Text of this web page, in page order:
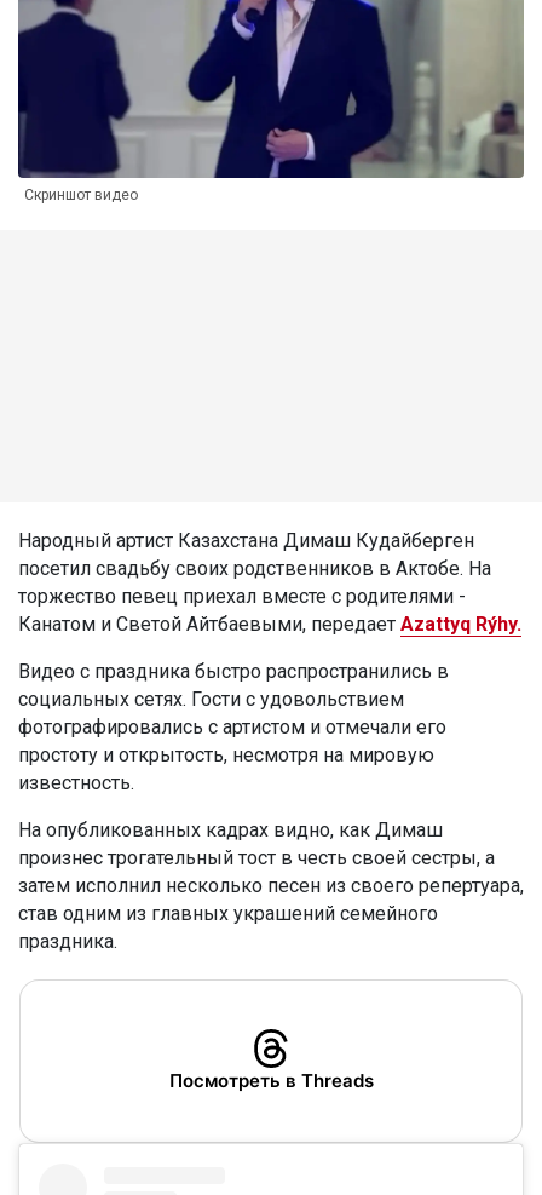
Скриншот видео
Народный артист Казахстана Димаш Кудайберген
посетил свадьбу своих родственников в Актобе. На
торжество певец приехал вместе с родителями -
Канатом и Светой Айтбаевыми, передает Azattyq Rýhy.
Видео с праздника быстро распространились в
социальных сетях. Гости с удовольствием
фотографировались с артистом и отмечали его
простоту и открытость, несмотря на мировую
известность.
На опубликованных кадрах видно, как Димаш
произнес трогательный тост в честь своей сестры, а
затем исполнил несколько песен из своего репертуара,
став одним из главных украшений семейного
праздника.
Посмотреть в Threads